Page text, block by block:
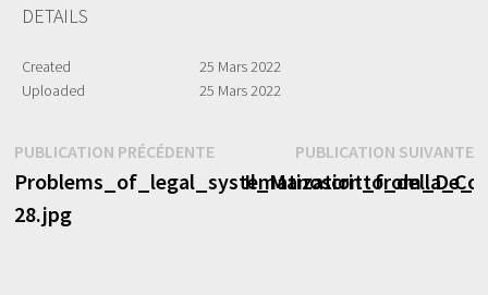
DETAILS
Created
25 Mars 2022
Uploaded
25 Mars 2022
Navigation
de
l’article
PUBLICATION PRÉCÉDENTEPublication
précédente :
28.jpg
PUBLICATION SUIVANTE